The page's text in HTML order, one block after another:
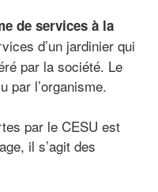
de services à la
d’un jardinier qui
par la société. Le
par l’organisme.
par le CESU est
il s’agit des